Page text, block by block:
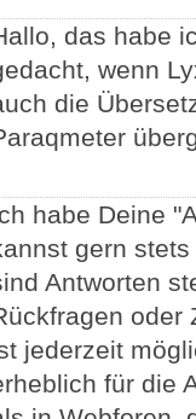
das habe
wenn
die
habe Deine
gern
Antworten
oder
jederzeit
für die